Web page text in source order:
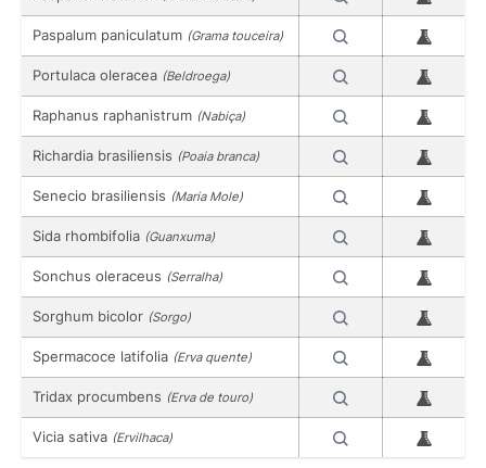
Paspalum paniculatum (Grama touceira)
Portulaca oleracea (Beldroega)
Raphanus raphanistrum (Nabiça)
Richardia brasiliensis (Poaia branca)
Senecio brasiliensis (Maria Mole)
Sida rhombifolia (Guanxuma)
Sonchus oleraceus (Serralha)
Sorghum bicolor (Sorgo)
Spermacoce latifolia (Erva quente)
Tridax procumbens (Erva de touro)
Vicia sativa (Ervilhaca)